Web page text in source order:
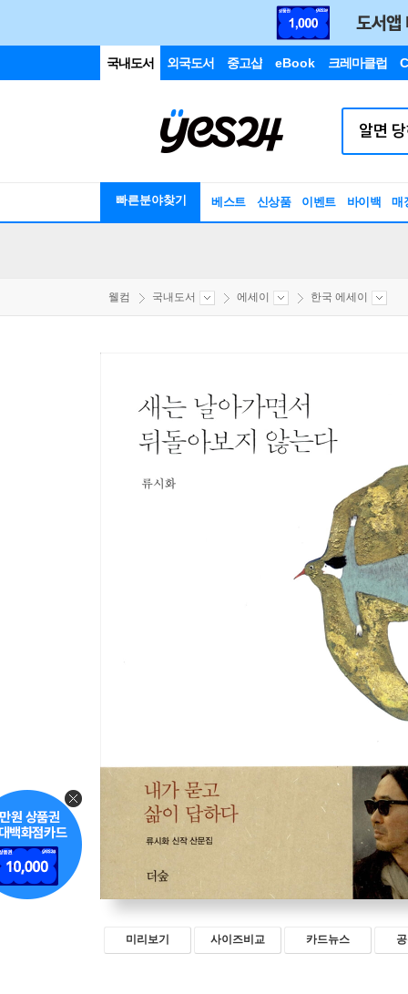
국내도서 외국도서 중고샵 eBook 크레마클럽
빠른분야찾기 베스트 신상품 이벤트 바이백 매
웰컴 국내도서 에세이 한국 에세이
미리보기 사이즈비교 카드뉴스